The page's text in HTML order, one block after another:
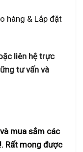
hàng & Lắp đặt
liên hệ trực
tư vấn và
mua sắm các
Rất mong được